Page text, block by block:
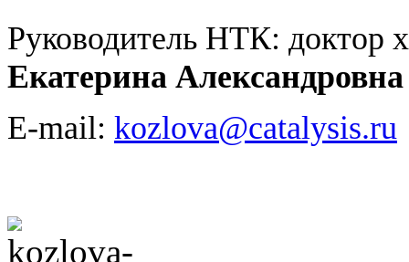
Руководитель НТК: доктор
Екатерина
E-mail: kozlova@catalysis.ru